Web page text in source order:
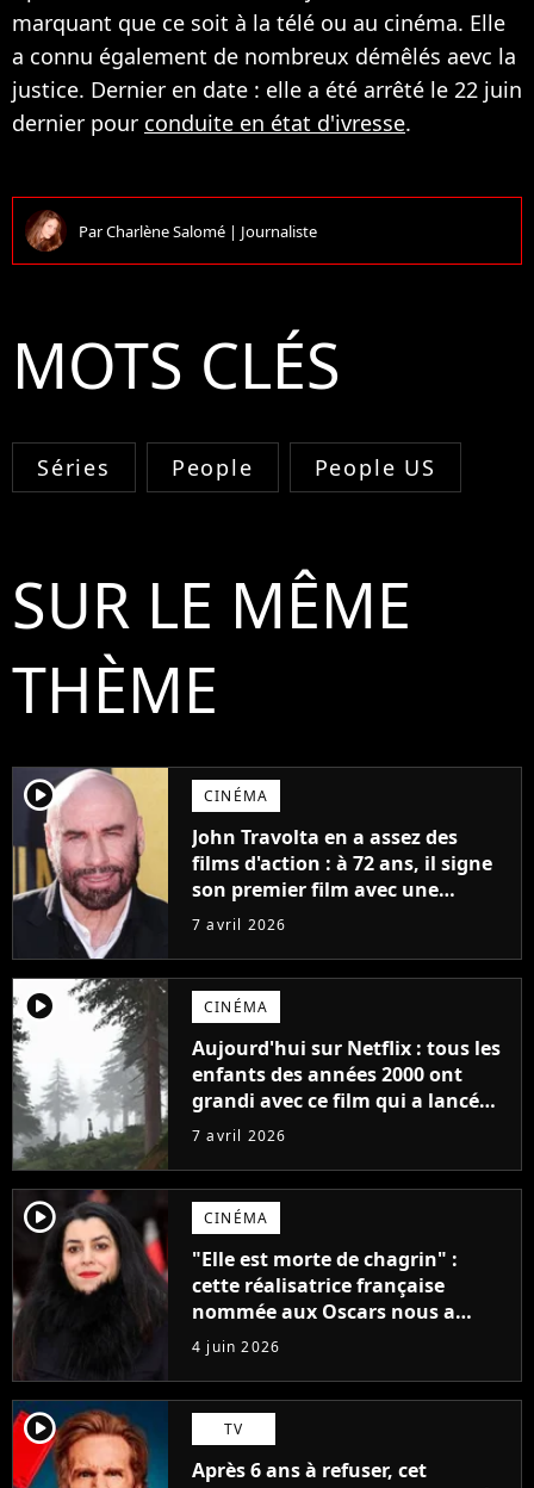
marquant que ce soit à la télé ou au cinéma. Elle
a connu également de nombreux démêlés aevc la
justice. Dernier en date : elle a été arrêté le 22 juin
dernier pour conduite en état d'ivresse.
ParCharlène Salomé | Journaliste
MOTS CLÉS
Séries People People US
SUR LE MÊME
THÈME
player2 CINÉMA
John Travolta en a assez des
films d'action : à 72 ans, il signe
son premier film avec une
histoire écrite il y a 30 ans
7 avril 2026
player2 CINÉMA
Aujourd'hui sur Netflix : tous les
enfants des années 2000 ont
grandi avec ce film qui a lancé
l'une des plus grandes sagas
7 avril 2026
player2 CINÉMA
"Elle est morte de chagrin" :
cette réalisatrice française
nommée aux Oscars nous a
quittés à 56 ans seulement
4 juin 2026
player2 TV
Après 6 ans à refuser, cet